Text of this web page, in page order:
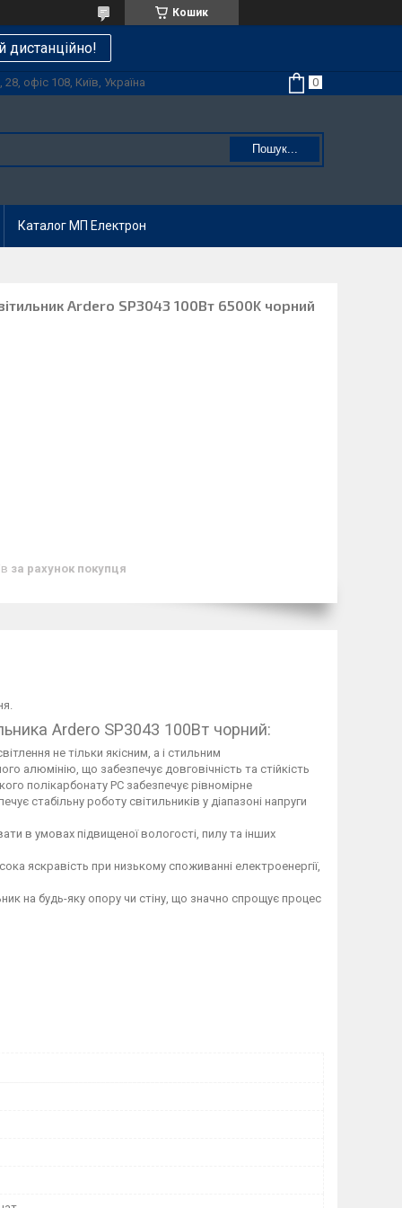
Кошик
дистанційно!
офіс 108, Київ, Україна
Пошук...
Каталог МП Електрон
Ardero SP3043 100Вт 6500K чорний
за рахунок покупця
Ardero SP3043 100Вт чорний:
не тільки якісним, а і стильним
алюмінію, що забезпечує довговічність та стійкість
полікарбонату PC забезпечує рівномірне
стабільну роботу світильників у діапазоні напруги
в умовах підвищеної вологості, пилу та інших
яскравість при низькому споживанні електроенергії,
на будь-яку опору чи стіну, що значно спрощує процес